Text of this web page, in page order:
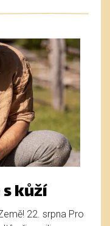
kůží
22. srpna Pro